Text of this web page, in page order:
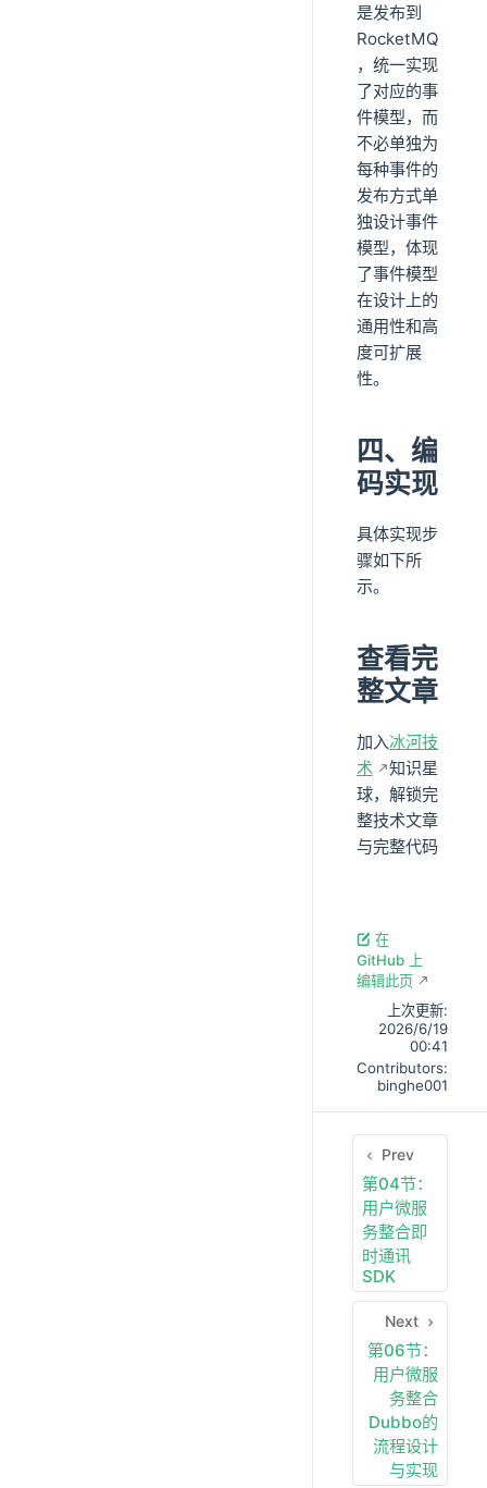
是发布到
RocketMQ
，统一实现
了对应的事
件模型，而
不必单独为
每种事件的
发布方式单
独设计事件
模型，体现
了事件模型
在设计上的
通用性和高
度可扩展
性。
四、编
码实现
具体实现步
骤如下所
示。
查看完
整文章
加入冰河技
术
知识星
球，解锁完
整技术文章
与完整代码
在
GitHub 上
编辑此页
上次更新:
2026/6/19
00:41
Contributors:
binghe001
Prev
第04节：
用户微服
务整合即
时通讯
SDK
Next
第06节：
用户微服
务整合
Dubbo的
流程设计
与实现